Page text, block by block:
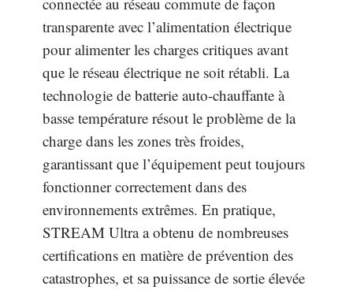
transparente avec l’alimentation électrique
pour alimenter les charges critiques avant
que le réseau électrique ne soit rétabli. La
technologie de batterie auto-chauffante à
basse température résout le problème de la
charge dans les zones très froides,
garantissant que l’équipement peut toujours
fonctionner correctement dans des
environnements extrêmes. En pratique,
STREAM Ultra a obtenu de nombreuses
certifications en matière de prévention des
catastrophes, et sa puissance de sortie élevée